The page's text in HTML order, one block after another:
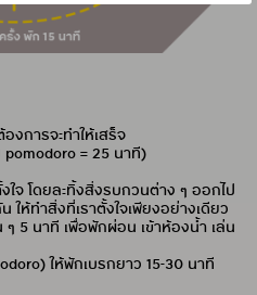
งการจะทำให้เสร็จ
= 25 นาที)
ใจ โดยละทิ้งสิ่งรบกวนต่าง ๆ ออกไป
ห้ทำสิ่งที่เราตั้งใจเพียงอย่างเดียว
5 นาที เพื่อพักผ่อน เข้าห้องน้ำ เล่น
ให้พักเบรกยาว 15-30 นาที